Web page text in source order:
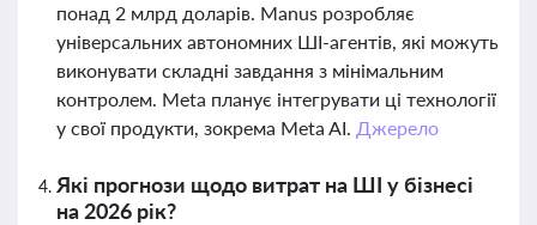
понад 2 млрд доларів. Manus розробляє
універсальних автономних ШІ-агентів, які можуть
виконувати складні завдання з мінімальним
контролем. Meta планує інтегрувати ці технології
у свої продукти, зокрема Meta AI. Джерело
Які прогнози щодо витрат на ШІ у бізнесі
на 2026 рік?